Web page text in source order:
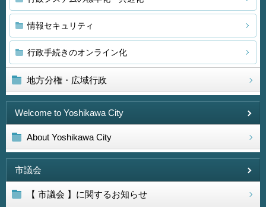
情報セキュリティ
行政手続きのオンライン化
地方分権・広域行政
Welcome to Yoshikawa City
About Yoshikawa City
市議会
【 市議会 】に関するお知らせ